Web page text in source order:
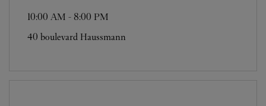
10:00 AM - 8:00 PM
40 boulevard Haussmann